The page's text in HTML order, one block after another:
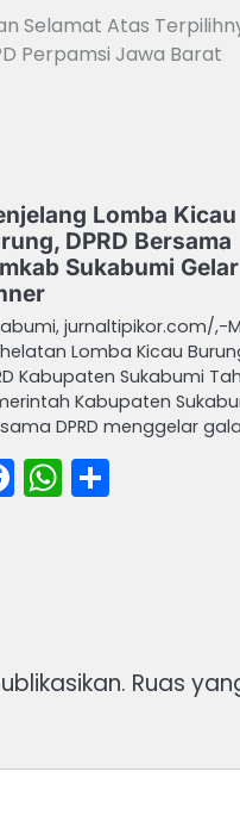
Selamat Atas
Perpamsi Jawa Barat
Lomba Kicau
DPRD Bersama
Sukabumi
jurnaltipikor.com/,-
Lomba Kicau
Kabupaten Sukabumi
Kabupaten
DPRD menggelar
Facebook
WhatsApp
Share
Ruas